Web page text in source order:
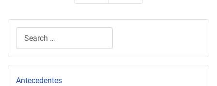
Antecedentes